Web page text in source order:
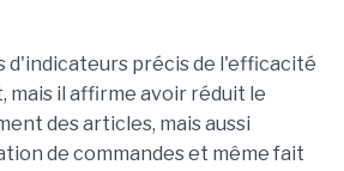
d'indicateurs précis de l'efficacité
mais il affirme avoir réduit le
des articles, mais aussi
de commandes et même fait